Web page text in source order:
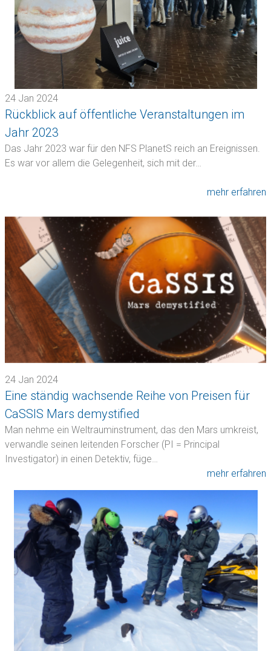
24 Jan 2024
Rückblick auf öffentliche Veranstaltungen im
Jahr 2023
Das Jahr 2023 war für den NFS PlanetS reich an Ereignissen.
Es war vor allem die Gelegenheit, sich mit der…
mehr erfahren
24 Jan 2024
Eine ständig wachsende Reihe von Preisen für
CaSSIS Mars demystified
Man nehme ein Weltrauminstrument, das den Mars umkreist,
verwandle seinen leitenden Forscher (PI = Principal
Investigator) in einen Detektiv, füge…
mehr erfahren